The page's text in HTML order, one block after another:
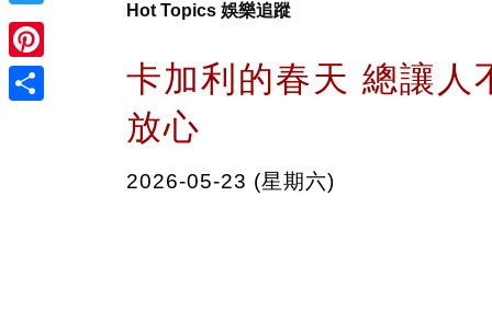
Twitter
Pinterest
Hot Topics 娛樂追蹤
卡加利的春天 總讓人
放心
2026-05-23 (星期六)